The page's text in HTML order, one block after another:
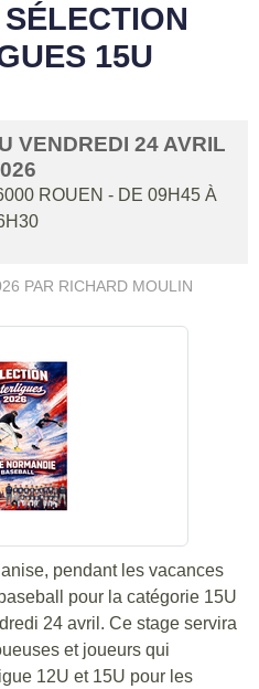
15U
VENDREDI 24 AVRIL
ROUEN - DE 09H45 À
PAR RICHARD MOULIN
pendant les vacances
pour la catégorie 15U
24 avril. Ce stage servira
et joueurs qui
12U et 15U pour les